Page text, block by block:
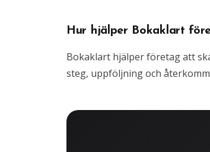
Hur hjälper Bokaklart
Bokaklart hjälper företag att
steg, uppföljning och